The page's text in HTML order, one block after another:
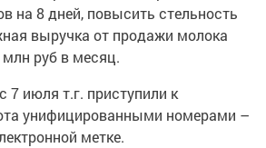
на 8 дней, повысить стельность
выручка от продажи молока
млн руб в месяц.
7 июля т.г. приступили к
унифицированными номерами –
метке.